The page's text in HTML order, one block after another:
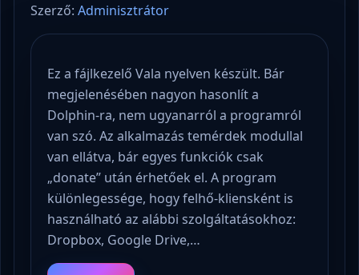
Szerző: Adminisztrátor
Ez a fájlkezelő Vala nyelven készült. Bár
megjelenésében nagyon hasonlít a
Dolphin-ra, nem ugyanarról a programról
van szó. Az alkalmazás temérdek modullal
van ellátva, bár egyes funkciók csak
„donate” után érhetőek el. A program
különlegessége, hogy felhő-kliensként is
használható az alábbi szolgáltatásokhoz:
Dropbox, Google Drive,…